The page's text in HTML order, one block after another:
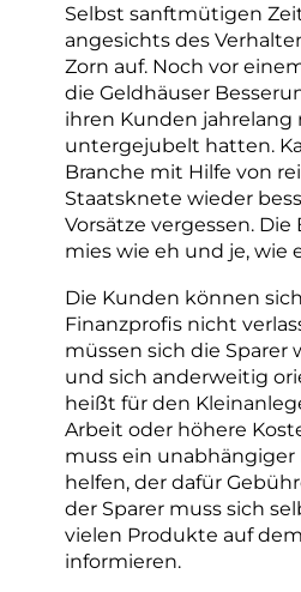
Selbst sanftmütigen
angesichts des
Zorn auf. Noch vor
die Geldhäuser
ihren Kunden jahrelang
untergejubelt hatten.
Branche mit Hilfe von
Staatsknete wieder
Vorsätze vergessen.
mies wie eh und je, wie
Die Kunden können
Finanzprofis nicht
müssen sich die Sparer
und sich anderweitig
heißt für den
Arbeit oder höhere
muss ein unabhängiger
helfen, der dafür
der Sparer muss sich
vielen Produkte auf
informieren.